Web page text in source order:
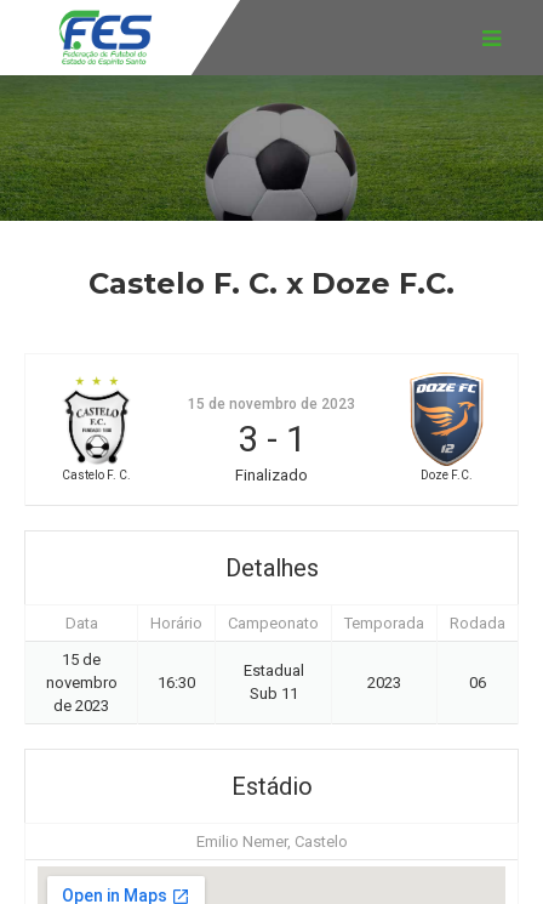
Castelo F. C. x Doze F.C.
Castelo F. C. Doze F.C.
15 de novembro de 2023
3 - 1
Finalizado
Detalhes
Data Horário Campeonato Temporada
Rodada
15 de
novembro
de 2023
16:30
Estadual
Sub 11
2023 06
Estádio
Emilio Nemer, Castelo